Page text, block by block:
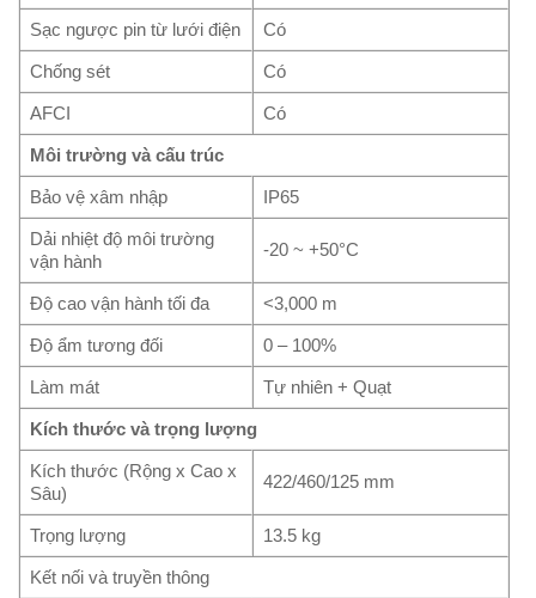
Sạc ngược pin từ lưới điện Có
Chống sét Có
AFCI Có
Môi trường và cấu trúc
Bảo vệ xâm nhập IP65
Dải nhiệt độ môi trường
vận hành
-20 ~ +50°C
Độ cao vận hành tối đa <3,000 m
Độ ẩm tương đối 0 – 100%
Làm mát Tự nhiên + Quạt
Kích thước và trọng lượng
Kích thước (Rộng x Cao x
Sâu)
422/460/125 mm
Trọng lượng 13.5 kg
Kết nối và truyền thông